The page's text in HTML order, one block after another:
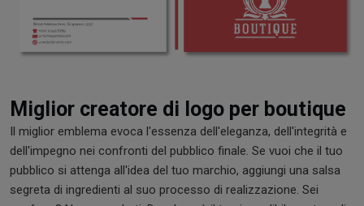
Miglior creatore di logo per boutique
Il miglior emblema evoca l'essenza dell'eleganza, dell'integrità e
dell'impegno nei confronti del pubblico finale. Se vuoi che il tuo
pubblico si attenga all'idea del tuo marchio, aggiungi una salsa
segreta di ingredienti al suo processo di realizzazione. Sei